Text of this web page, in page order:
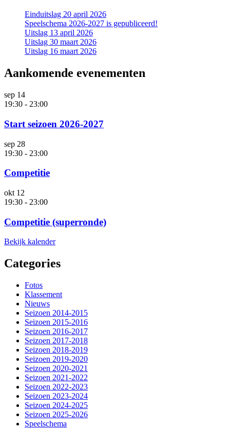
Einduitslag 20 april 2026
Speelschema 2026-2027 is gepubliceerd!
Uitslag 13 april 2026
Uitslag 30 maart 2026
Uitslag 16 maart 2026
Aankomende evenementen
sep 14
19:30 - 23:00
Start seizoen 2026-2027
sep 28
19:30 - 23:00
Competitie
okt 12
19:30 - 23:00
Competitie (superronde)
Bekijk kalender
Categories
Fotos
Klassement
Nieuws
Seizoen 2014-2015
Seizoen 2015-2016
Seizoen 2016-2017
Seizoen 2017-2018
Seizoen 2018-2019
Seizoen 2019-2020
Seizoen 2020-2021
Seizoen 2021-2022
Seizoen 2022-2023
Seizoen 2023-2024
Seizoen 2024-2025
Seizoen 2025-2026
Speelschema